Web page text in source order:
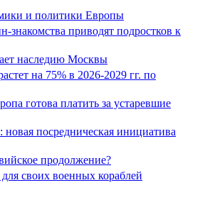
и политики Европы
знакомства приводят подростков к
наследию Москвы
на 75% в 2026-2029 гг. по
готова платить за устаревшие
посредническая инициатива
продолжение?
своих военных кораблей